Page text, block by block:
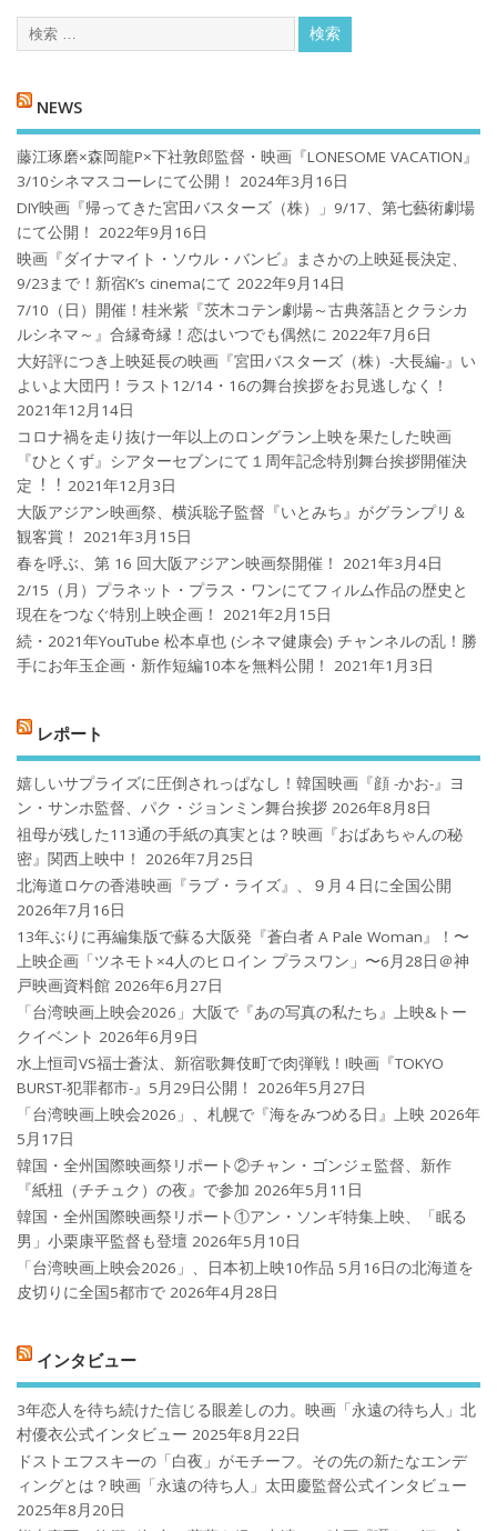
NEWS
藤江琢磨×森岡龍P×下社敦郎監督・映画『LONESOME VACATION』
3/10シネマスコーレにて公開！
2024年3月16日
DIY映画『帰ってきた宮田バスターズ（株）」9/17、第七藝術劇場
にて公開！
2022年9月16日
映画『ダイナマイト・ソウル・バンビ』まさかの上映延長決定、
9/23まで！新宿K’s cinemaにて 2022年9月14日
7/10（日）開催！桂米紫『茨木コテン劇場～古典落語とクラシカ
ルシネマ～』合縁奇縁！恋はいつでも偶然に 2022年7月6日
大好評につき上映延長の映画『宮田バスターズ（株）-大長編-』い
よいよ大団円！ラスト12/14・16の舞台挨拶をお見逃しなく！
2021年12月14日
コロナ禍を⾛り抜け⼀年以上のロングラン上映を果たした映画
『ひとくず』シアターセブンにて１周年記念特別舞台挨拶開催決
定︕︕ 2021年12月3日
大阪アジアン映画祭、横浜聡子監督『いとみち』がグランプリ＆
観客賞！
2021年3月15日
春を呼ぶ、第 16 回大阪アジアン映画祭開催！
2021年3月4日
2/15（月）プラネット・プラス・ワンにてフィルム作品の歴史と
現在をつなぐ特別上映企画！
2021年2月15日
続・2021年YouTube 松本卓也 (シネマ健康会) チャンネルの乱！勝
手にお年玉企画・新作短編10本を無料公開！
2021年1月3日
レポート
嬉しいサプライズに圧倒されっぱなし！韓国映画『顔 -かお-』ヨ
ン・サンホ監督、パク・ジョンミン舞台挨拶 2026年8月8日
祖母が残した113通の手紙の真実とは？映画『おばあちゃんの秘
密』関西上映中！
2026年7月25日
北海道ロケの香港映画『ラブ・ライズ』、９月４日に全国公開
2026年7月16日
13年ぶりに再編集版で蘇る大阪発『蒼白者 A Pale Woman』！〜
上映企画「ツネモト×4人のヒロイン プラスワン」〜6月28日＠神
戸映画資料館 2026年6月27日
「台湾映画上映会2026」大阪で『あの写真の私たち』上映&トー
クイベント 2026年6月9日
水上恒司VS福士蒼汰、新宿歌舞伎町で肉弾戦！!映画『TOKYO
BURST-犯罪都市-』5月29日公開！
2026年5月27日
「台湾映画上映会2026」、札幌で『海をみつめる日』上映 2026年
5月17日
韓国・全州国際映画祭リポート②チャン・ゴンジェ監督、新作
『紙杻（チチュク）の夜』で参加 2026年5月11日
韓国・全州国際映画祭リポート①アン・ソンギ特集上映、「眠る
男」小栗康平監督も登壇 2026年5月10日
「台湾映画上映会2026」、日本初上映10作品 5月16日の北海道を
皮切りに全国5都市で 2026年4月28日
インタビュー
3年恋人を待ち続けた信じる眼差しの力。映画「永遠の待ち人」北
村優衣公式インタビュー 2025年8月22日
ドストエフスキーの「白夜」がモチーフ。その先の新たなエンデ
ィングとは？映画「永遠の待ち人」太田慶監督公式インタビュー
2025年8月20日